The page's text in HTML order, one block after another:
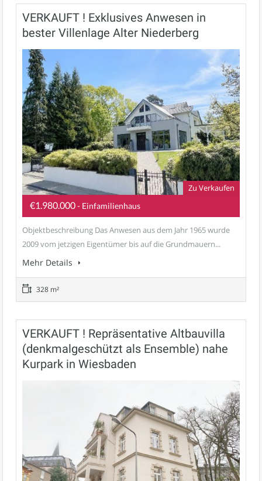
VERKAUFT ! Exklusives Anwesen in
bester Villenlage Alter Niederberg
Zu Verkaufen
€1.980.000- Einfamilienhaus
Objektbeschreibung Das Anwesen aus dem Jahr 1965 wurde
2009 vom jetzigen Eigentümer bis auf die Grundmauern...
Mehr Details
328 m²
VERKAUFT ! Repräsentative Altbauvilla
(denkmalgeschützt als Ensemble) nahe
Kurpark in Wiesbaden